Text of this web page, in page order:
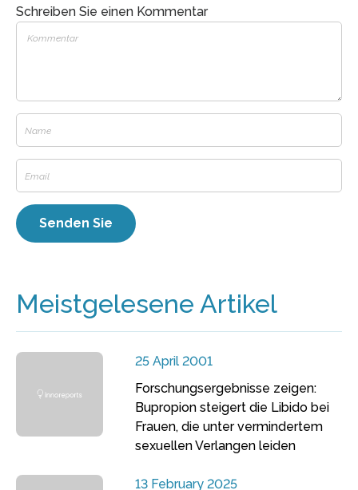
Schreiben Sie einen Kommentar
Meistgelesene Artikel
25 April 2001
Forschungsergebnisse zeigen:
Bupropion steigert die Libido bei
Frauen, die unter vermindertem
sexuellen Verlangen leiden
13 February 2025